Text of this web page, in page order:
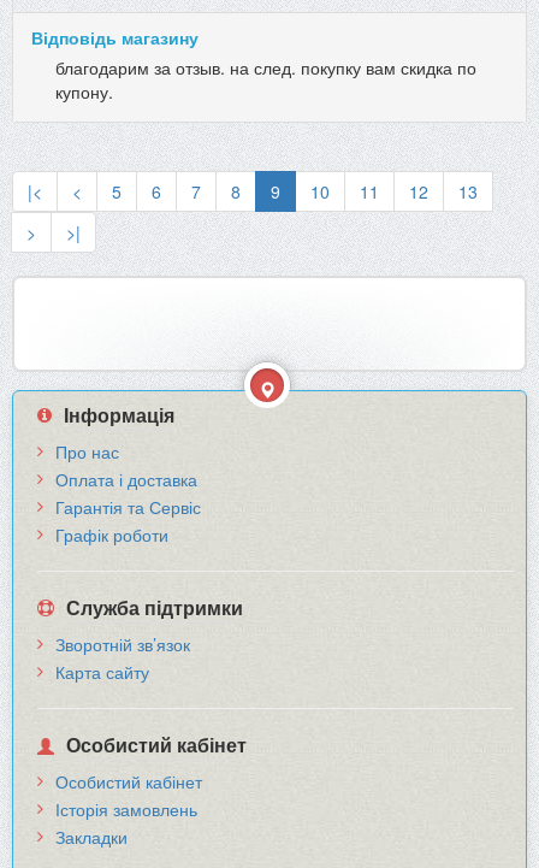
Відповідь магазину
благодарим за отзыв. на след. покупку вам скидка по
купону.
|< < 5 6 7 8 9 10 11 12
13
>
>|
Інформація
Про нас
Оплата і доставка
Гарантія та Сервіс
Графік роботи
Служба підтримки
Зворотній зв’язок
Карта сайту
Особистий кабінет
Особистий кабінет
Історія замовлень
Закладки